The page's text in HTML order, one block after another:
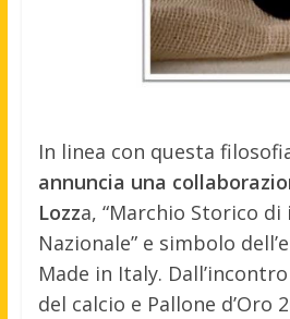
In linea con questa
annuncia una
Lozza, “Marchio Storico di
Nazionale” e simbolo
Made in Italy.
del calcio e Pallone d’Oro